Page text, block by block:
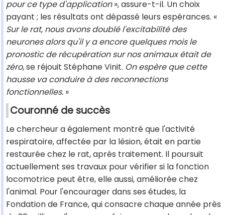
pour ce type d'application», assure-t-il. Un choix
payant ; les résultats ont dépassé leurs espérances. «
Sur le rat, nous avons doublé l'excitabilité des
neurones alors qu'il y a encore quelques mois le
pronostic de récupération sur nos animaux était de
zéro, se réjouit Stéphane Vinit. On espère que cette
hausse va conduire à des reconnections
fonctionnelles. »
Couronné de succès
Le chercheur a également montré que l'activité
respiratoire, affectée par la lésion, était en partie
restaurée chez le rat, après traitement. Il poursuit
actuellement ses travaux pour vérifier si la fonction
locomotrice peut être, elle aussi, améliorée chez
l'animal. Pour l'encourager dans ses études, la
Fondation de France, qui consacre chaque année près